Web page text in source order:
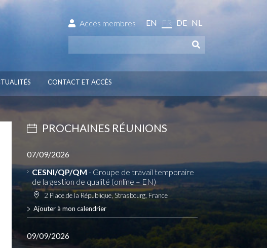
Accès membres EN FR DE NL
CONTACT ET ACCÈS
PROCHAINES RÉUNIONS
07/09/2026
CESNI/QP/QM - Groupe de travail temporaire
de la gestion de qualité (online – EN)
2 Place de la République, Strasbourg, France
Ajouter à mon calendrier
09/09/2026